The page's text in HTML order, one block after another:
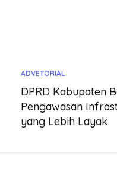
ADVETORIAL
DPRD Kabupaten
Pengawasan
yang Lebih Layak